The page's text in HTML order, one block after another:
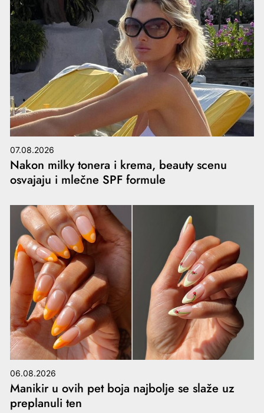
07.08.2026
Nakon milky tonera i krema, beauty scenu
osvajaju i mlečne SPF formule
06.08.2026
Manikir u ovih pet boja najbolje se slaže uz
preplanuli ten